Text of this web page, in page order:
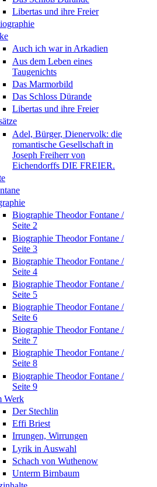
Libertas und ihre Freier
Auch ich war in Arkadien
Aus dem Leben eines
Taugenichts
Das Marmorbild
Das Schloss Dürande
Libertas und ihre Freier
Adel, Bürger, Dienervolk: die
romantische Gesellschaft in
Joseph Freiherr von
Eichendorffs DIE FREIER.
Biographie Theodor Fontane /
Seite 2
Biographie Theodor Fontane /
Seite 3
Biographie Theodor Fontane /
Seite 4
Biographie Theodor Fontane /
Seite 5
Biographie Theodor Fontane /
Seite 6
Biographie Theodor Fontane /
Seite 7
Biographie Theodor Fontane /
Seite 8
Biographie Theodor Fontane /
Seite 9
Werk
Der Stechlin
Effi Briest
Irrungen, Wirrungen
Lyrik in Auswahl
Schach von Wuthenow
Unterm Birnbaum